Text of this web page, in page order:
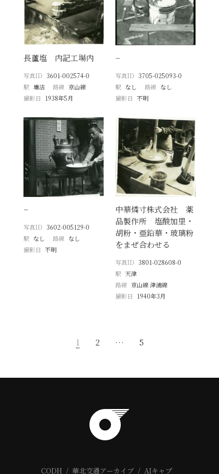
長蘆塩 内記工場内
写真ID 3601-002574-0
駅 塘沽 路線 京山線
撮影日
1938年5月
−
写真ID 3705-025093-0
駅 なし 路線 なし
撮影日 不明
−
写真ID 3602-005129-0
駅 なし 路線 なし
撮影日
不明
中華燐寸株式会社 薬
品製作所 塩酸加里・
胡粉・亜鉛華・玻璃粉
をまぜ合わせる
写真ID 3801-028608-0
駅 天津
路線 京山線 津浦線
撮影日
1940年3月
1 2 … 5
CODH 華北交通アーカイブ AIキャプ